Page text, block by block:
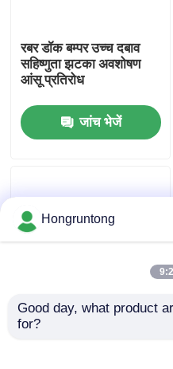
हमारे बारे में
कारखाना भ्रमण
एक उद्धरण का अनुरोध करें
योकोहामा रबर फेंडर
रबर डॉक बम्पर उच्च दबाव
सहिष्णुता झटका अवशोषण
आंसू प्रतिरोध
जांच भेजें
समुद्री रबर फेंडर उच्च प्रभाव
Hongruntong
Good day, what product
for?